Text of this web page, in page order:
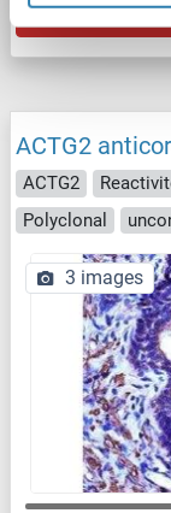
Fiche
ACTG2
ACTG2
Polyclonal
3 images